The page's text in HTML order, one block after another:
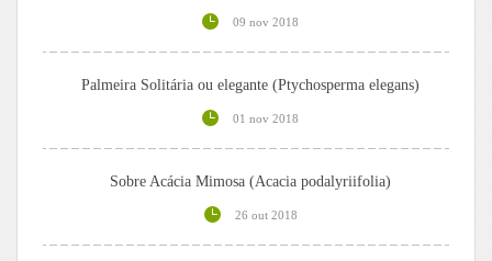
09 nov 2018
Palmeira Solitária ou elegante (Ptychosperma elegans)
01 nov 2018
Sobre Acácia Mimosa (Acacia podalyriifolia)
26 out 2018